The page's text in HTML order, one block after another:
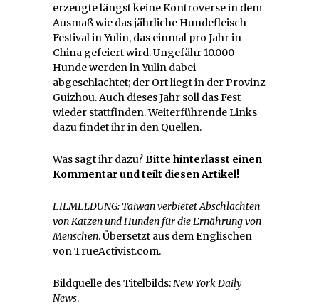
erzeugte längst keine Kontroverse in dem
Ausmaß wie das jährliche Hundefleisch-
Festival in Yulin, das einmal pro Jahr in
China gefeiert wird. Ungefähr 10.000
Hunde werden in Yulin dabei
abgeschlachtet; der Ort liegt in der Provinz
Guizhou. Auch dieses Jahr soll das Fest
wieder stattfinden. Weiterführende Links
dazu findet ihr in den Quellen.
Was sagt ihr dazu?Bitte hinterlasst einen
Kommentar und teilt diesen Artikel!
EILMELDUNG: Taiwan verbietet Abschlachten
von Katzen und Hunden für die Ernährung von
Menschen. Übersetzt aus dem Englischen
von TrueActivist.com.
Bildquelle des Titelbilds:New York Daily
News.